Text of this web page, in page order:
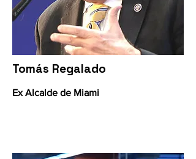
Tomás Regalado
Ex Alcalde de Miami